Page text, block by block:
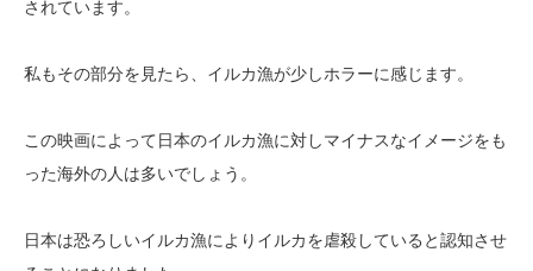
されています。
私もその部分を見たら、イルカ漁が少しホラーに感じます。
この映画によって日本のイルカ漁に対しマイナスなイメージをも
った海外の人は多いでしょう。
日本は恐ろしいイルカ漁によりイルカを虐殺していると認知させ